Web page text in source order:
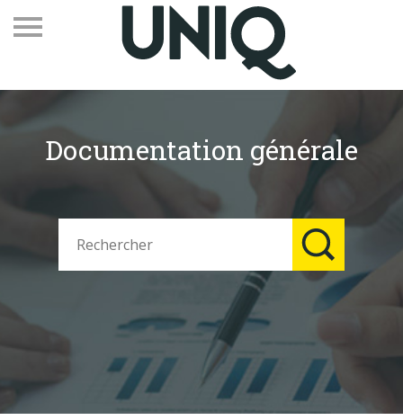
Recevez notre newsletter
Vos contacts
Espace adhérents
EN
Qui sommes-nous
Produits
Documentation générale